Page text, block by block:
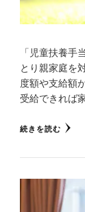
「児童扶養手
とり親家庭を
度額や支給額
受給できれば
続きを読む